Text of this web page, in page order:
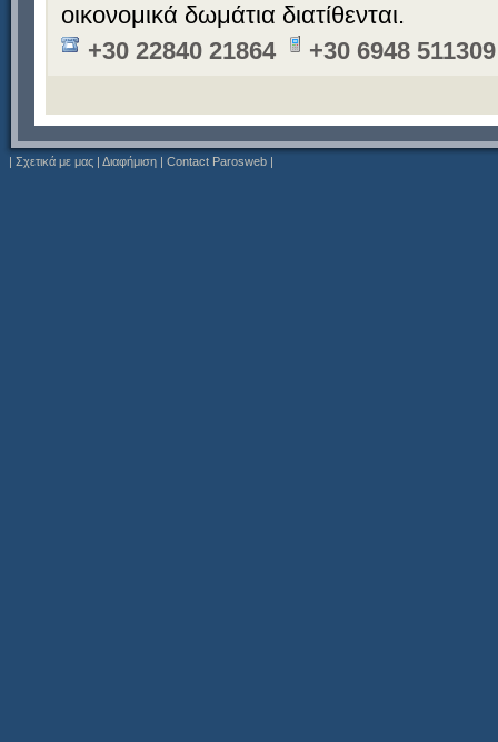
οικονομικά δωμάτια διατίθενται.
+30 22840 21864
+30 6948 511309
| Σχετικά με μας | Διαφήμιση | Contact Parosweb |